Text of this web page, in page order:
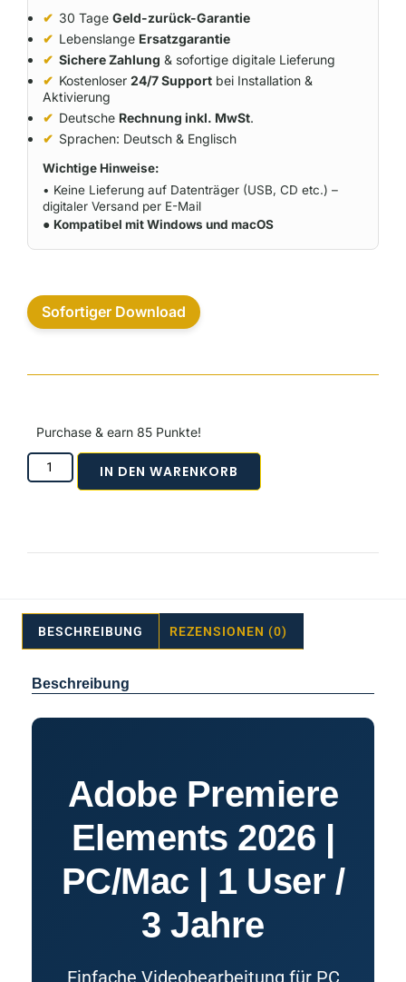
✔ 30 Tage Geld-zurück-Garantie
✔ Lebenslange Ersatzgarantie
✔ Sichere Zahlung & sofortige digitale Lieferung
✔ Kostenloser 24/7 Support bei Installation &
Aktivierung
✔ Deutsche Rechnung inkl. MwSt.
✔ Sprachen: Deutsch & Englisch
Wichtige Hinweise:
• Keine Lieferung auf Datenträger (USB, CD etc.) –
digitaler Versand per E-Mail
● Kompatibel mit Windows und macOS
Sofortiger Download
Purchase & earn 85 Punkte!
IN DEN WARENKORB
BESCHREIBUNG REZENSIONEN (0)
Beschreibung
Adobe Premiere
Elements 2026 |
PC/Mac | 1 User /
3 Jahre
Einfache Videobearbeitung für PC